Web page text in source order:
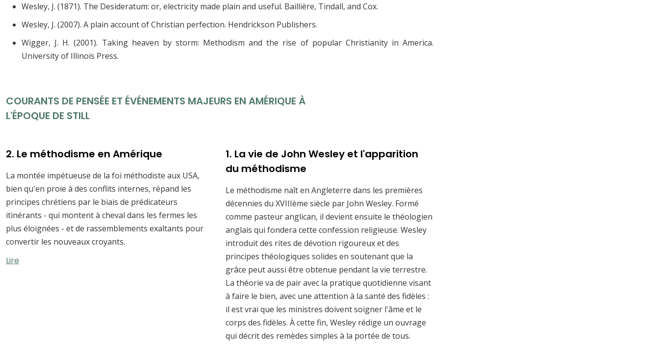
Wesley, J. (1871). The Desideratum: or, electricity made plain and useful. Baillière, Tindall, and Cox.
Wesley, J. (2007). A plain account of Christian perfection. Hendrickson Publishers.
Wigger, J. H. (2001). Taking heaven by storm: Methodism and the rise of popular Christianity in America.
University of Illinois Press.
COURANTS DE PENSÉE ET ÉVÉNEMENTS MAJEURS EN AMÉRIQUE À
L'ÉPOQUE DE STILL
2. Le méthodisme en Amérique
La montée impétueuse de la foi méthodiste aux USA,
bien qu'en proie à des conflits internes, répand les
principes chrétiens par le biais de prédicateurs
itinérants - qui montent à cheval dans les fermes les
plus éloignées - et de rassemblements exaltants pour
convertir les nouveaux croyants.
Lire
1. La vie de John Wesley et l'apparition
du méthodisme
Le méthodisme naît en Angleterre dans les premières
décennies du XVIIIème siècle par John Wesley. Formé
comme pasteur anglican, il devient ensuite le théologien
anglais qui fondera cette confession religieuse. Wesley
introduit des rites de dévotion rigoureux et des
principes théologiques solides en soutenant que la
grâce peut aussi être obtenue pendant la vie terrestre.
La théorie va de pair avec la pratique quotidienne visant
à faire le bien, avec une attention à la santé des fidèles :
il est vrai que les ministres doivent soigner l'âme et le
corps des fidèles. À cette fin, Wesley rédige un ouvrage
qui décrit des remèdes simples à la portée de tous.